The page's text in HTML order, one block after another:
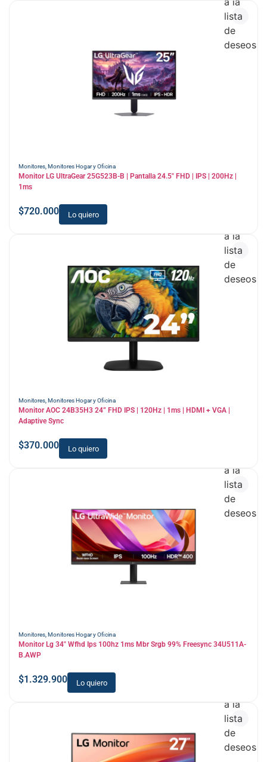
Monitores Monitores Hogar y Oficina
Monitor LG UltraGear 25G523B-B | Pantalla 24.5″ FHD | IPS | 200Hz |
1ms
$720.000 Lo quiero
lista
de
deseos
Monitores Monitores Hogar y Oficina
Monitor AOC 24B35H3 24” FHD IPS | 120Hz | 1ms | HDMI + VGA |
Adaptive Sync
$370.000 Lo quiero
a la
lista
de
deseos
Monitores Monitores Hogar y Oficina
Monitor Lg 34″ Wfhd Ips 100hz 1ms Mbr Srgb 99% Freesync 34U511A-
B.AWP
$1.329.900 Lo quiero
a la
lista
de
deseos
a la
lista
de
deseos